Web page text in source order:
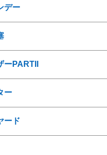
デー
PARTII
ー
ード